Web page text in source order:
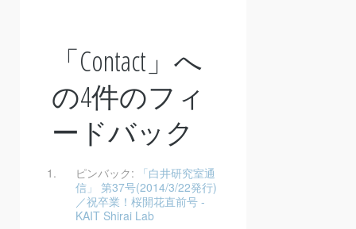
「Contact 」へ
の4件のフィ
ードバック
ピンバック:
「白井研究室通
信」 第37号(2014/3/22発行)
／祝卒業！桜開花直前号 -
KAIT Shirai Lab